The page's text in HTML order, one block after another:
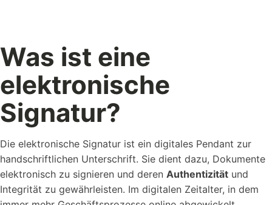
Alle Erweiterungen ansehen
Organisiere deine Aufträge in Überischtlichen Projekten
Roadmap & Ideen
Ideen...
Was ist eine
elektronische
Signatur?
Die elektronische Signatur ist ein digitales Pendant zur
handschriftlichen Unterschrift. Sie dient dazu, Dokumente
elektronisch zu signieren und deren Authentizität und
Integrität zu gewährleisten. Im digitalen Zeitalter, in dem